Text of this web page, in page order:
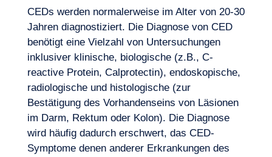
CEDs werden normalerweise im Alter von 20-30
Jahren diagnostiziert. Die Diagnose von CED
benötigt eine Vielzahl von Untersuchungen
inklusiver klinische, biologische (z.B., C-
reactive Protein, Calprotectin), endoskopische,
radiologische und histologische (zur
Bestätigung des Vorhandenseins von Läsionen
im Darm, Rektum oder Kolon). Die Diagnose
wird häufig dadurch erschwert, das CED-
Symptome denen anderer Erkrankungen des